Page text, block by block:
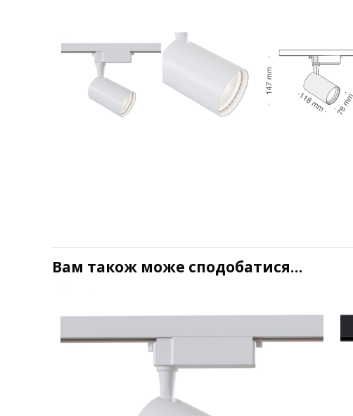
Вам також може сподобатися…